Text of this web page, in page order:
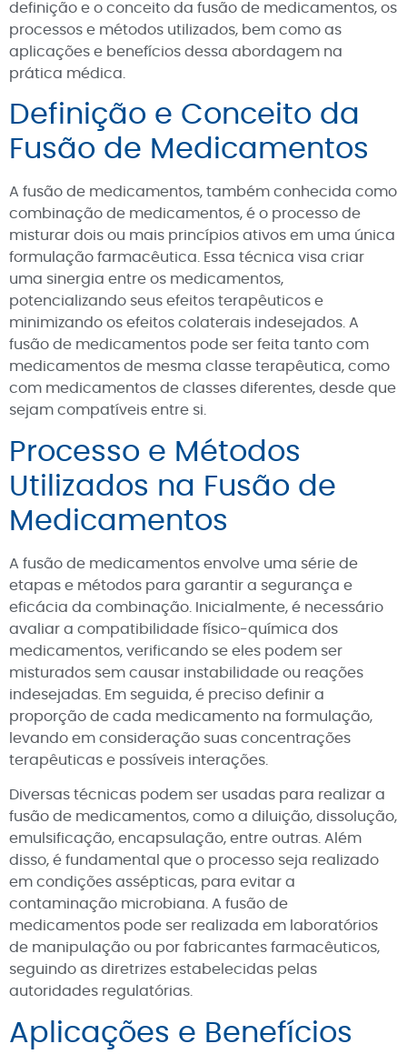
definição e o conceito da fusão de medicamentos, os
processos e métodos utilizados, bem como as
aplicações e benefícios dessa abordagem na
prática médica.
Definição e Conceito da
Fusão de Medicamentos
A fusão de medicamentos, também conhecida como
combinação de medicamentos, é o processo de
misturar dois ou mais princípios ativos em uma única
formulação farmacêutica. Essa técnica visa criar
uma sinergia entre os medicamentos,
potencializando seus efeitos terapêuticos e
minimizando os efeitos colaterais indesejados. A
fusão de medicamentos pode ser feita tanto com
medicamentos de mesma classe terapêutica, como
com medicamentos de classes diferentes, desde que
sejam compatíveis entre si.
Processo e Métodos
Utilizados na Fusão de
Medicamentos
A fusão de medicamentos envolve uma série de
etapas e métodos para garantir a segurança e
eficácia da combinação. Inicialmente, é necessário
avaliar a compatibilidade físico-química dos
medicamentos, verificando se eles podem ser
misturados sem causar instabilidade ou reações
indesejadas. Em seguida, é preciso definir a
proporção de cada medicamento na formulação,
levando em consideração suas concentrações
terapêuticas e possíveis interações.
Diversas técnicas podem ser usadas para realizar a
fusão de medicamentos, como a diluição, dissolução,
emulsificação, encapsulação, entre outras. Além
disso, é fundamental que o processo seja realizado
em condições assépticas, para evitar a
contaminação microbiana. A fusão de
medicamentos pode ser realizada em laboratórios
de manipulação ou por fabricantes farmacêuticos,
seguindo as diretrizes estabelecidas pelas
autoridades regulatórias.
Aplicações e Benefícios